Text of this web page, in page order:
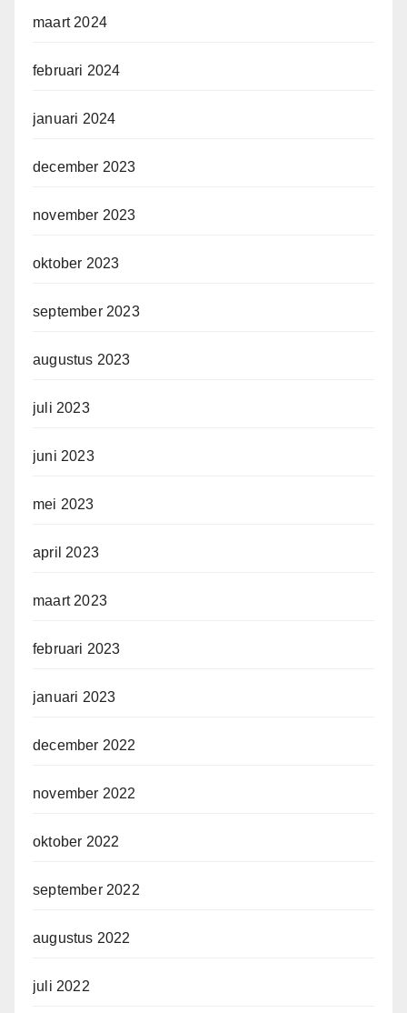
maart 2024
februari 2024
januari 2024
december 2023
november 2023
oktober 2023
september 2023
augustus 2023
juli 2023
juni 2023
mei 2023
april 2023
maart 2023
februari 2023
januari 2023
december 2022
november 2022
oktober 2022
september 2022
augustus 2022
juli 2022